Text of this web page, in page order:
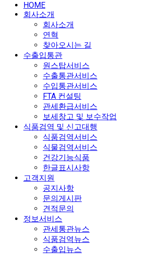
HOME
회사소개
회사소개
연혁
찾아오시는 길
수출입통관
원스탑서비스
수출통관서비스
수입통관서비스
FTA 컨설팅
관세환급서비스
보세창고 및 보수작업
식품검역 및 신고대행
식품검역서비스
식물검역서비스
건강기능식품
한글표시사항
고객지원
공지사항
문의게시판
견적문의
정보서비스
관세통관뉴스
식품검역뉴스
수출입뉴스